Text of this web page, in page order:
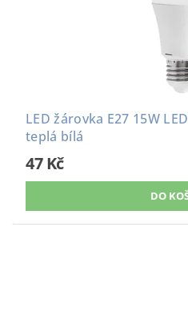
LED žárovka E27 15W
teplá bílá
47 Kč